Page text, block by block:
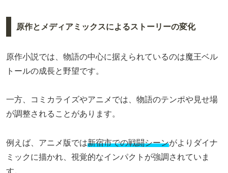
原作とメディアミックスによるストーリーの変化
原作小説では、物語の中心に据えられているのは魔王ベル
トールの成長と野望です。
一方、コミカライズやアニメでは、物語のテンポや見せ場
が調整されることがあります。
例えば、アニメ版では新宿市での戦闘シーンがよりダイナ
ミックに描かれ、視覚的なインパクトが強調されていま